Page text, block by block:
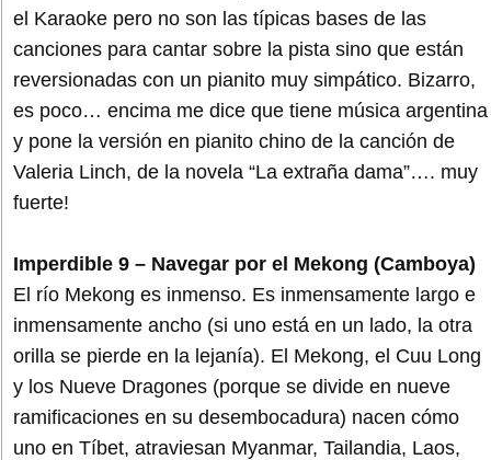
el Karaoke pero no son las típicas bases de las
canciones para cantar sobre la pista sino que están
reversionadas con un pianito muy simpático. Bizarro,
es poco… encima me dice que tiene música argentina
y pone la versión en pianito chino de la canción de
Valeria Linch, de la novela “La extraña dama”…. muy
fuerte!
Imperdible 9 – Navegar por el Mekong (Camboya)
El río Mekong es inmenso. Es inmensamente largo e
inmensamente ancho (si uno está en un lado, la otra
orilla se pierde en la lejanía). El Mekong, el Cuu Long
y los Nueve Dragones (porque se divide en nueve
ramificaciones en su desembocadura) nacen cómo
uno en Tíbet, atraviesan Myanmar, Tailandia, Laos,